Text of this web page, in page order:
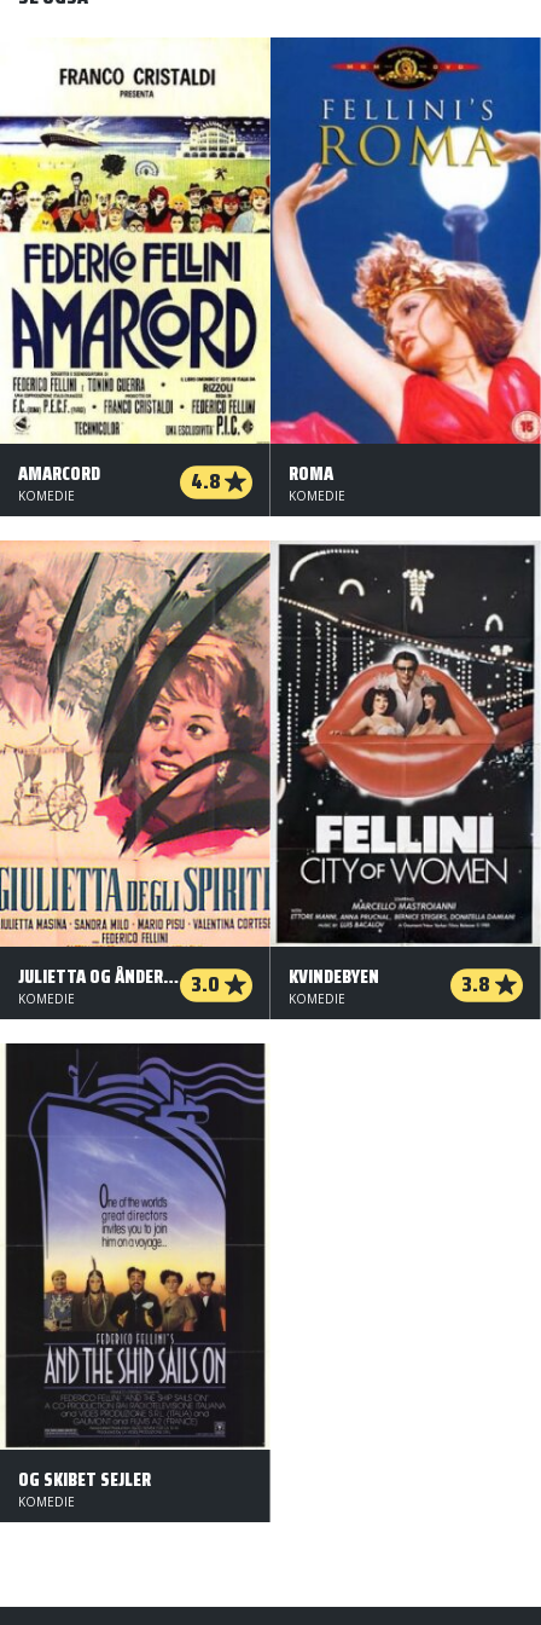
AMARCORD 4.8
KOMEDIE
ROMA
KOMEDIE
JULIETTA OG ÅNDERNE 3.0
KOMEDIE
KVINDEBYEN 3.8
KOMEDIE
OG SKIBET SEJLER
KOMEDIE